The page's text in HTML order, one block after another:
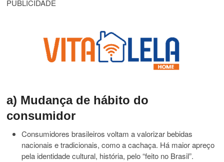
PUBLICIDADE
a) Mudança de hábito do
consumidor
Consumidores brasileiros voltam a valorizar bebidas
nacionais e tradicionais, como a cachaça. Há maior apreço
pela identidade cultural, história, pelo “feito no Brasil”.